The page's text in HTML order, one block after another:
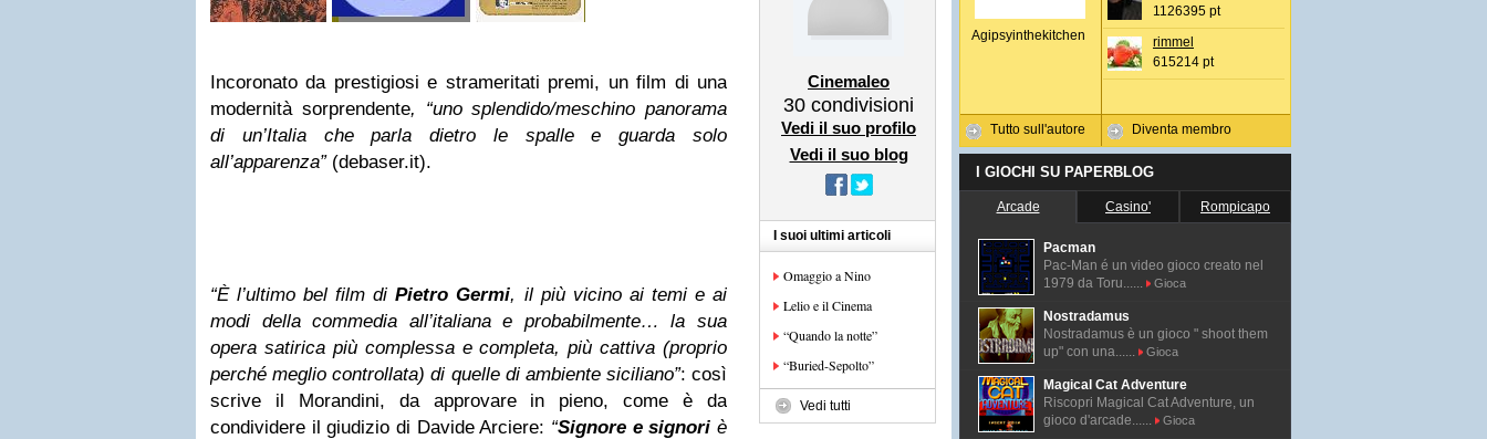
Incoronato da prestigiosi e strameritati premi, un film di una
modernità sorprendente, “uno splendido/meschino panorama
di un’Italia che parla dietro le spalle e guarda solo
all’apparenza”(debaser.it).
“È l’ultimo bel film diPietro Germi, il più vicino ai temi e ai
modi della commedia all’italiana e probabilmente… la sua
opera satirica più complessa e completa, più cattiva (proprio
perché meglio controllata) di quelle di ambiente siciliano”: così
scrive il Morandini, da approvare in pieno, come è da
condividere il giudizio di Davide Arciere: “Signore e signori è
Cinemaleo
30 condivisioni
Vedi il suo profilo
Vedi il suo blog
I suoi ultimi articoli
Omaggio a Nino
Lelio e il Cinema
“Quando la notte”
“Buried-Sepolto”
Vedi tutti
Agipsyinthekitchen
Tutto sull'autore
1126395 pt
rimmel
615214 pt
Diventa membro
I GIOCHI SU PAPERBLOG
Arcade Casino' Rompicapo
Pacman
Pac-Man é un video gioco creato nel
1979 da Toru......
Gioca
Nostradamus
Nostradamus è un gioco " shoot them
up" con una......
Gioca
Magical Cat Adventure
Riscopri Magical Cat Adventure, un
gioco d'arcade......
Gioca